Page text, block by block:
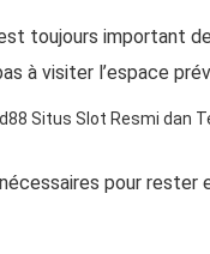
toujours important
à visiter l’espace
Situs Slot Resmi dan
pour